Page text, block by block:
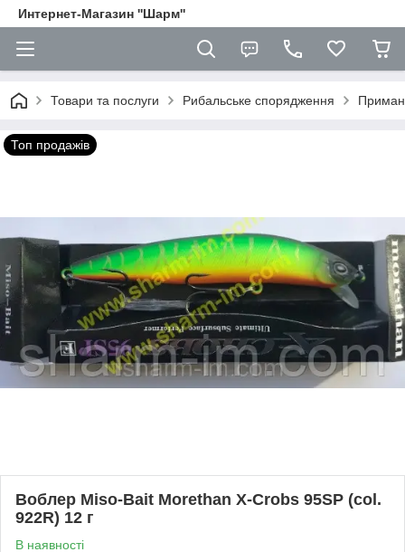
Интернет-Магазин ''Шарм''
Товари та послуги Рибальське спорядження
Топ продажів
Воблер Miso-Bait Morethan X-Crobs 95SP (col.
922R) 12 г
В наявності